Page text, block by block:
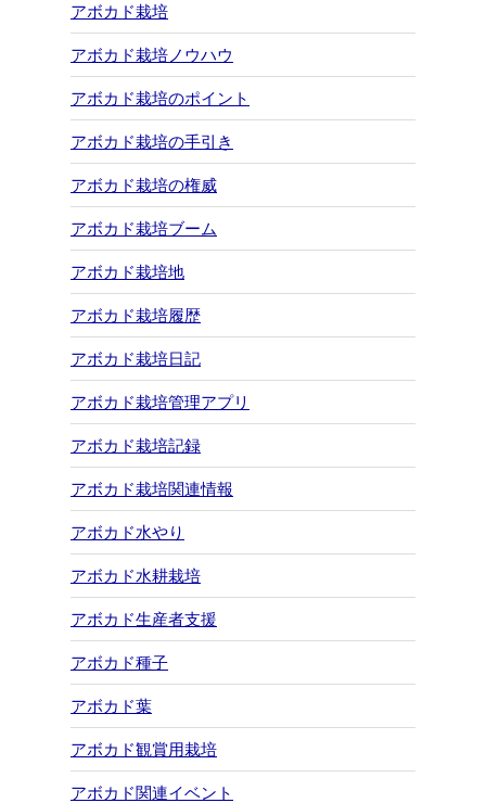
アボカド栽培
アボカド栽培ノウハウ
アボカド栽培のポイント
アボカド栽培の手引き
アボカド栽培の権威
アボカド栽培ブーム
アボカド栽培地
アボカド栽培履歴
アボカド栽培日記
アボカド栽培管理アプリ
アボカド栽培記録
アボカド栽培関連情報
アボカド水やり
アボカド水耕栽培
アボカド生産者支援
アボカド種子
アボカド葉
アボカド観賞用栽培
アボカド関連イベント